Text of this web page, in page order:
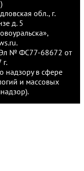
обл., г.
д. 5
Эл № ФС77-68672 от
надзору в сфере
и массовых